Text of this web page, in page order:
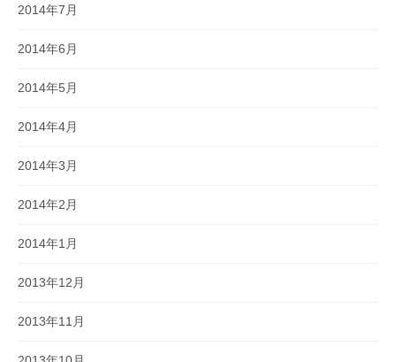
2014年7月
2014年6月
2014年5月
2014年4月
2014年3月
2014年2月
2014年1月
2013年12月
2013年11月